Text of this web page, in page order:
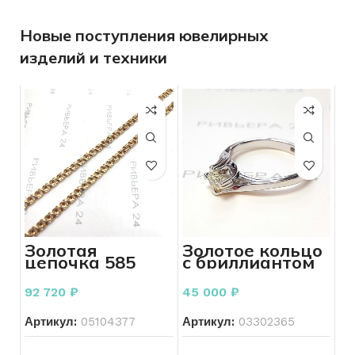
Новые поступления ювелирных
изделий и техники
Золотая
цепочка 585
пробы 11,59
грамма 52 см
92 720 ₽
Артикул: 05104377
Золотое кольцо
с бриллиантом
585 пробы 2.63
грамм
45 000 ₽
Артикул: 03302365